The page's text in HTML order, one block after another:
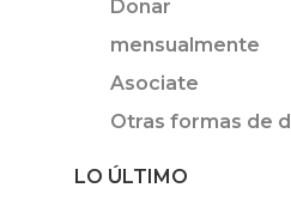
Donar
mensualmente
Asociate
Otras formas de
LO ÚLTIMO